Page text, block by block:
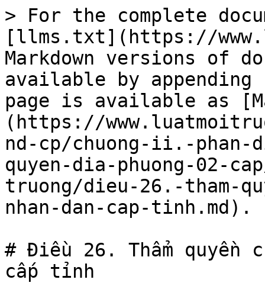
> For the complete
[llms.txt](https://
Markdown versions of
available by
page is available as
(https://
nd-cp/chuong-ii.-phan-
quyen-dia-phuong-02-
truong/dieu-26.-tham-
nhan-dan-cap-tinh.md).
# Điều 26. Thẩm quyền
cấp tỉnh